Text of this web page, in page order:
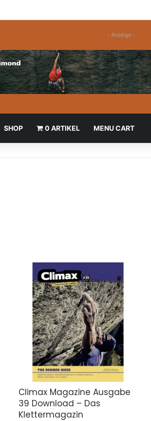
- Anzeige -
SHOP 0 ARTIKEL MENU CART
Climax Magazine Ausgabe
39 Download – Das
Klettermagazin